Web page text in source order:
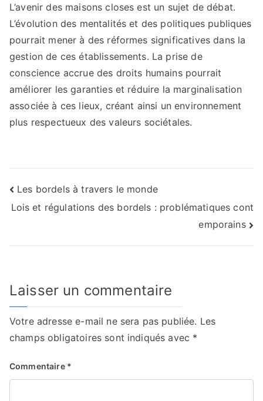
L’avenir des maisons closes est un sujet de débat.
L’évolution des mentalités et des politiques publiques
pourrait mener à des réformes significatives dans la
gestion de ces établissements. La prise de
conscience accrue des droits humains pourrait
améliorer les garanties et réduire la marginalisation
associée à ces lieux, créant ainsi un environnement
plus respectueux des valeurs sociétales.
Navigation
de
l’article
Les bordels à travers le monde
Lois et régulations des bordels : problématiques cont
emporains
Laisser un commentaire
Votre adresse e-mail ne sera pas publiée. Les
champs obligatoires sont indiqués avec *
Commentaire *